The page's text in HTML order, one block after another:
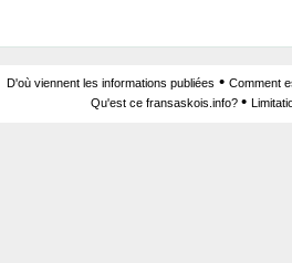
D'où viennent les informations publiées • Comment
Qu'est ce fransaskois.info? •